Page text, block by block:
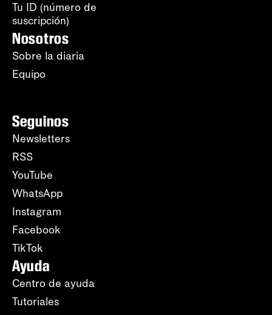
Tu ID (número de
suscripción)
Nosotros
Sobre la diaria
Equipo
Seguinos
Newsletters
RSS
YouTube
WhatsApp
Instagram
Facebook
TikTok
Ayuda
Centro de ayuda
Tutoriales